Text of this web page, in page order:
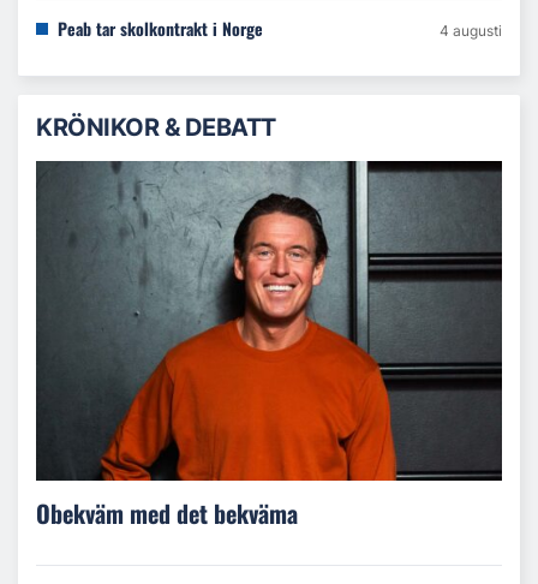
Peab tar skolkontrakt i Norge 4 augusti
KRÖNIKOR & DEBATT
Obekväm med det bekväma